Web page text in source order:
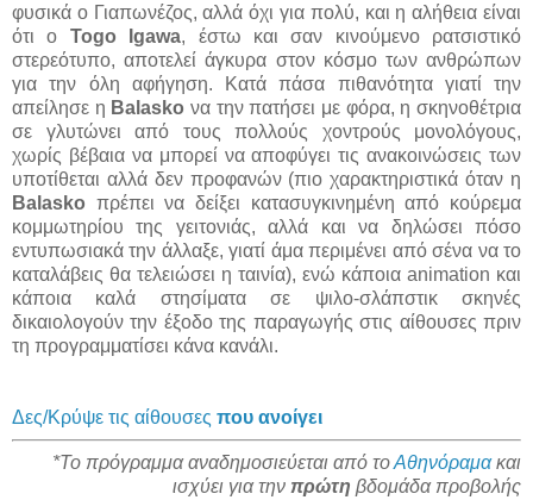
φυσικά ο Γιαπωνέζος, αλλά όχι για πολύ, και η αλήθεια είναι
ότι ο Togo Igawa, έστω και σαν κινούμενο ρατσιστικό
στερεότυπο, αποτελεί άγκυρα στον κόσμο των ανθρώπων
για την όλη αφήγηση. Κατά πάσα πιθανότητα γιατί την
απείλησε η Balasko να την πατήσει με φόρα, η σκηνοθέτρια
σε γλυτώνει από τους πολλούς χοντρούς μονολόγους,
χωρίς βέβαια να μπορεί να αποφύγει τις ανακοινώσεις των
υποτίθεται αλλά δεν προφανών (πιο χαρακτηριστικά όταν η
Balasko πρέπει να δείξει κατασυγκινημένη από κούρεμα
κομμωτηρίου της γειτονιάς, αλλά και να δηλώσει πόσο
εντυπωσιακά την άλλαξε, γιατί άμα περιμένει από σένα να το
καταλάβεις θα τελειώσει η ταινία), ενώ κάποια animation και
κάποια καλά στησίματα σε ψιλο-σλάπστικ σκηνές
δικαιολογούν την έξοδο της παραγωγής στις αίθουσες πριν
τη προγραμματίσει κάνα κανάλι.
Δες/Κρύψε τις αίθουσες που ανοίγει
*Το πρόγραμμα αναδημοσιεύεται από τοΑθηνόραμακαι
ισχύει για την πρώτη βδομάδα προβολής